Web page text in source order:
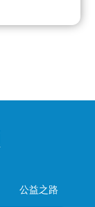
公益之路